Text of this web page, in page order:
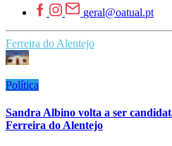
geral@oatual.pt
Ferreira do Alentejo
Política
Sandra Albino volta a ser
Ferreira do Alentejo